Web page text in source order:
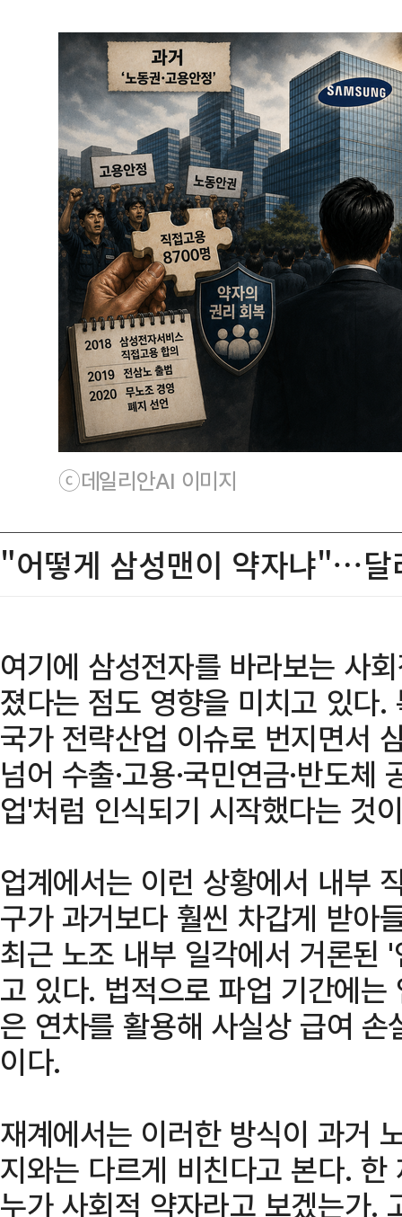
ⓒ데일리안AI 이미지
"어떻게 삼성맨이 약자냐"…달
여기에 삼성전자를 바라보는 사
졌다는 점도 영향을 미치고 있다
국가 전략산업 이슈로 번지면서
넘어 수출·고용·국민연금·반도
업'처럼 인식되기 시작했다는 것
업계에서는 이런 상황에서 내부
구가 과거보다 훨씬 차갑게 받아
최근 노조 내부 일각에서 거론된
고 있다. 법적으로 파업 기간에
은 연차를 활용해 사실상 급여
이다.
재계에서는 이러한 방식이 과거
지와는 다르게 비친다고 본다.
누가 사회적 약자라고 보겠는가.